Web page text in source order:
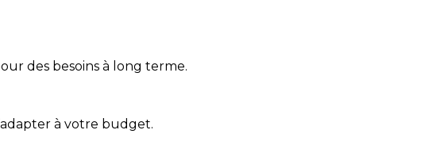
des besoins à long terme.
à votre budget.